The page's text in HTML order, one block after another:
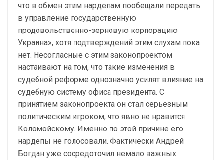
что в обмен этим нардепам пообещали передать
в управление государственную
продовольственно-зерновую корпорацию
Украина», хотя подтверждений этим слухам пока
нет. Несогласные с этим законопроектом
настаивают на том, что такие изменения в
судебной реформе однозначно усилят влияние на
судебную систему офиса президента. С
принятием законопроекта он стал серьезным
политическим игроком, что явно не нравится
Коломойскому. Именно по этой причине его
нардепы не голосовали. Фактически Андрей
Богдан уже сосредоточил немало важных